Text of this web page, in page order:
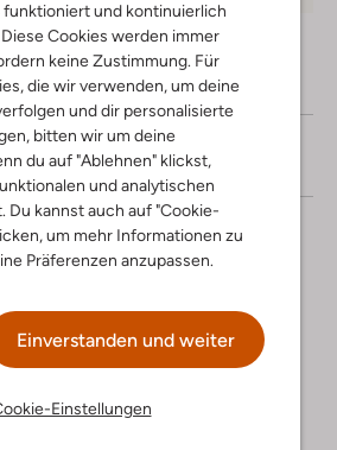
und kontinuierlich
Cookies werden immer
keine Zustimmung. Für
die wir verwenden, um deine
und dir personalisierte
bitten wir um deine
du auf "Ablehnen" klickst,
und analytischen
Du kannst auch auf "Cookie-
um mehr Informationen zu
Präferenzen anzupassen.
Einverstanden und weiter
Einstellungen
Pinocchio Leder